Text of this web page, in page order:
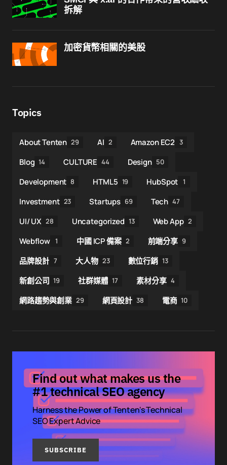
拆解
加密貨幣相關的美股
Topics
About Tenten 29 AI 2 Amazon EC2 3
Blog 14 CULTURE 44 Design 50
Development 8 HTML5 19 HubSpot 1
Investment 23 Startups 69 Tech 47
UI/ UX 28 Uncategorized 13 Web App 2
Webflow 1 中國 ICP 備案 2 前端分享 9
品牌設計 7 大人物 23 數位行銷 13
新創公司 19 社群媒體 17 素材分享 4
網路趨勢與創業 29 網頁設計 38 電商 10
Find out what makes us the
#1 technical SEO agency
Harness the Power of Tenten's Technical
SEO Expert Advice
SUBSCRIBE